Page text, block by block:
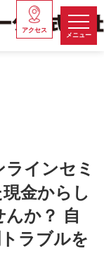
メニュー
アクセス
ラインセミ
金からし
か？ 自
ラブルを